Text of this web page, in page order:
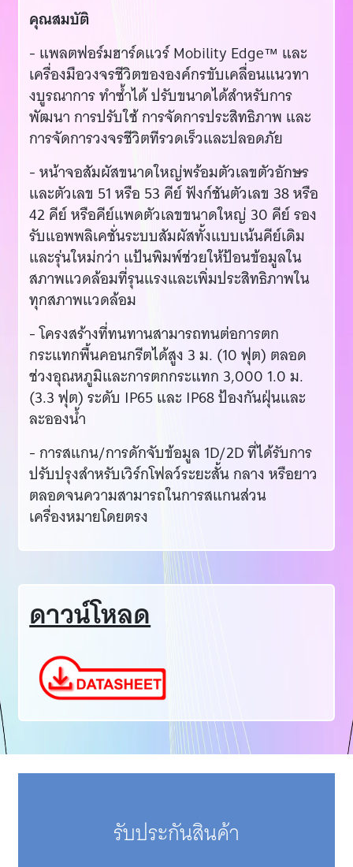
คุณสมบัติ
- แพลตฟอร์มฮาร์ดแวร์ Mobility Edge™ และ
เครื่องมือวงจรชีวิตขององค์กรขับเคลื่อนแนวทา
งบูรณาการ ทำซ้ำได้ ปรับขนาดได้สำหรับการ
พัฒนา การปรับใช้ การจัดการประสิทธิภาพ และ
การจัดการวงจรชีวิตทีรวดเร็วและปลอดภัย
- หน้าจอสัมผัสขนาดใหญ่พร้อมตัวเลขตัวอักษร
และตัวเลข 51 หรือ 53 คีย์ ฟังก์ชันตัวเลข 38 หรือ
42 คีย์ หรือคีย์แพดตัวเลขขนาดใหญ่ 30 คีย์ รอง
รับแอพพลิเคชั่นระบบสัมผัสทั้งแบบเน้นคีย์เดิม
และรุ่นใหม่กว่า แป้นพิมพ์ช่วยให้ป้อนข้อมูลใน
สภาพแวดล้อมที่รุนแรงและเพิ่มประสิทธิภาพใน
ทุกสภาพแวดล้อม
- โครงสร้างที่ทนทานสามารถทนต่อการตก
กระแทกพื้นคอนกรีตได้สูง 3 ม. (10 ฟุต) ตลอด
ช่วงอุณหภูมิและการตกกระแทก 3,000 1.0 ม.
(3.3 ฟุต) ระดับ IP65 และ IP68 ป้องกันฝุ่นและ
ละอองน้ำ
- การสแกน/การดักจับข้อมูล 1D/2D ที่ได้รับการ
ปรับปรุงสำหรับเวิร์กโฟลว์ระยะสั้น กลาง หรือยาว
ตลอดจนความสามารถในการสแกนส่วน
เครื่องหมายโดยตรง
ดาวน์โหลด
รับประกันสินค้า